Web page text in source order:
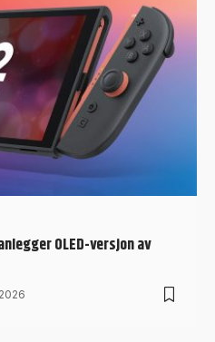
OLED-versjon av